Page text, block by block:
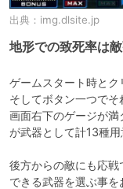
出典： img.dlsite.jp
地形での致死率は
ゲームスタート時とク
そしてボタン一つでそ
画面右下のゲージが満
が武器として計13種用
後方からの敵にも応
できる武器を選ぶ事を